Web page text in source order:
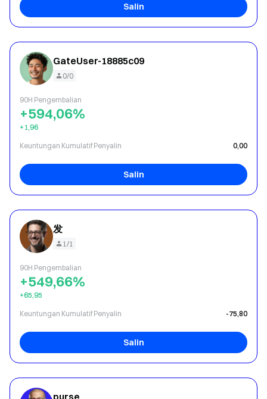
Salin
GateUser-18885c09
0/0
90H Pengembalian
+594,06%
+1,96
Keuntungan Kumulatif Penyalin 0,00
Salin
发
1/1
90H Pengembalian
+549,66%
+65,95
Keuntungan Kumulatif Penyalin -75,80
Salin
purse